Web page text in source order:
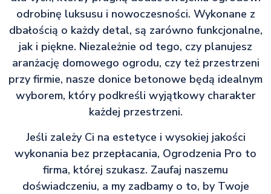
odrobinę luksusu i nowoczesności. Wykonane z
dbałością o każdy detal, są zarówno funkcjonalne,
jak i piękne. Niezależnie od tego, czy planujesz
aranżację domowego ogrodu, czy też przestrzeni
przy firmie, nasze donice betonowe będą idealnym
wyborem, który podkreśli wyjątkowy charakter
każdej przestrzeni.
Jeśli zależy Ci na estetyce i wysokiej jakości
wykonania bez przepłacania, Ogrodzenia Pro to
firma, której szukasz. Zaufaj naszemu
doświadczeniu, a my zadbamy o to, by Twoje